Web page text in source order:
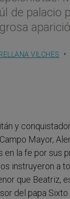
de palacio
VILCHES
y
Mayor,
la fe por sus
instruyeron a
que Beatriz,
del papa Sixto